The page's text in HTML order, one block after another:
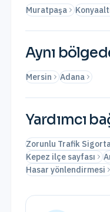
Muratpaşa
Aynı
Mersin Adana
Yardımcı
Zorunlu Trafik
Kepez ilçe sayfası
Hasar yönlendirmesi